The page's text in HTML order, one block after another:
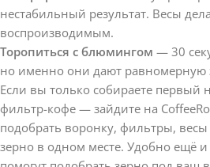
нестабильный результат. Весы
воспроизводимым.
Торопиться с блюмингом — 30
но именно они дают равномерную
Если вы только собираете первый
фильтр-кофе — зайдите на
подобрать воронку, фильтры,
зерно в одном месте. Удобно ещё и